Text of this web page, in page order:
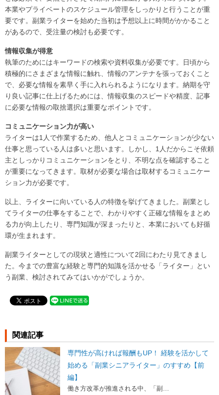
本業やプライベートのスケジュール管理をしっかりと行うことが重
要です。副業ライターを始めた当初は予想以上に時間がかかること
があるので、受注量の検討も必要です。
情報収集が得意
執筆のためにはキーワードの検索や資料収集が必要です。日頃から
積極的にさまざまな情報に触れ、情報のアンテナを張っておくこと
で、必要な情報を素早く手に入れられるようになります。納期を守
り良い記事に仕上げるためには、情報収集のスピードや精度、記事
に必要な情報の取捨選択は重要なポイントです。
コミュニケーション力が高い
ライターは1人で作業するため、他人とコミュニケーションが少ない
仕事と思っている人は多いと思います。しかし、1人だからこそ依頼
主としっかりコミュニケーションをとり、不明な点を確認すること
が重要になってきます。取材が必要な場合は取材するコミュニケー
ション力が必要です。
以上、ライターに向いている人の特徴を挙げてきました。副業とし
てライターの仕事をすることで、わかりやすく正確な情報をまとめ
る力が向上したり、専門知識が深まったりと、本業においても好循
環が生まれます。
副業ライターとしての現状と適性について2回にわたり見てきまし
た。今までの豊富な経験と専門的知識を活かせる「ライター」とい
う副業、検討されてみてはいかがでしょうか。
関連記事
専門性が高ければ報酬もUP！ 経験を活かして
始める「副業シニアライター」のすすめ【前
編】
働き方改革が推進される中、「副…